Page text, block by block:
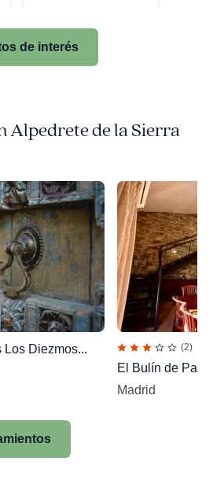
de interés
Alpedrete de la Sierra
Los Diezmos...
(2)
El Bulín de
Madrid